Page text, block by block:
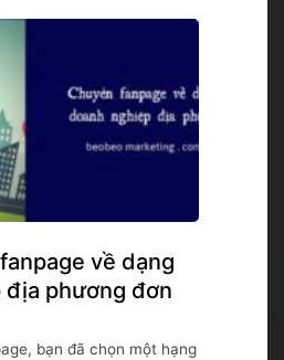
về dạng
địa phương đơn
bạn đã chọn một hạng